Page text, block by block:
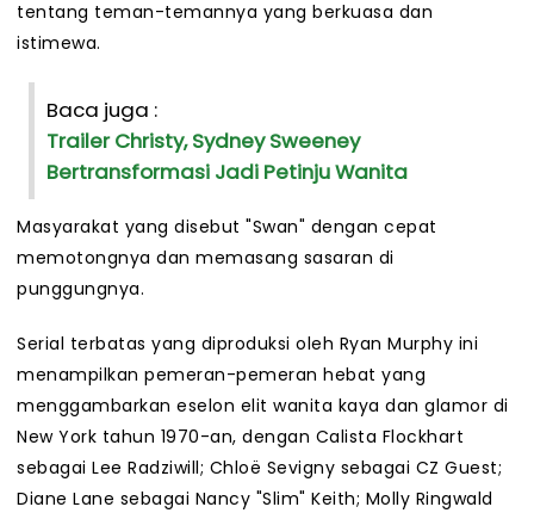
tentang teman-temannya yang berkuasa dan
istimewa.
Baca juga :
Trailer Christy, Sydney Sweeney
Bertransformasi Jadi Petinju Wanita
Masyarakat yang disebut "Swan" dengan cepat
memotongnya dan memasang sasaran di
punggungnya.
Serial terbatas yang diproduksi oleh Ryan Murphy ini
menampilkan pemeran-pemeran hebat yang
menggambarkan eselon elit wanita kaya dan glamor di
New York tahun 1970-an, dengan Calista Flockhart
sebagai Lee Radziwill; Chloë Sevigny sebagai CZ Guest;
Diane Lane sebagai Nancy "Slim" Keith; Molly Ringwald